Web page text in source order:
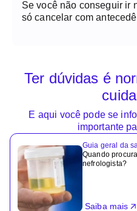
Se você não conseguir ir
só cancelar com
Ter dúvidas é
E aqui você pode se
importante
Guia geral da
Quando
nefrologista?
Saiba mais